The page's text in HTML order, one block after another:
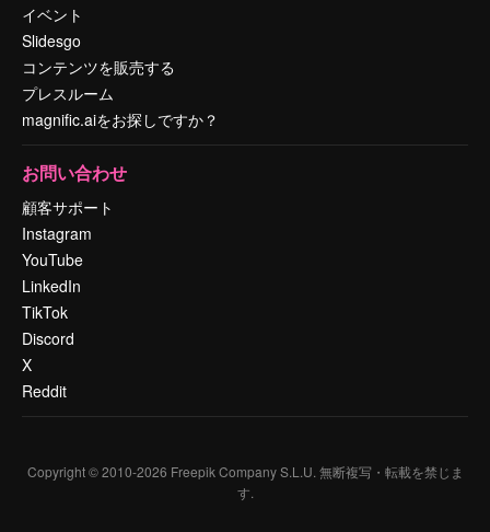
イベント
Slidesgo
コンテンツを販売する
プレスルーム
magnific.aiをお探しですか？
お問い合わせ
顧客サポート
Instagram
YouTube
LinkedIn
TikTok
Discord
X
Reddit
Copyright © 2010-2026 Freepik Company S.L.U. 無断複写・転載を禁じま
す.